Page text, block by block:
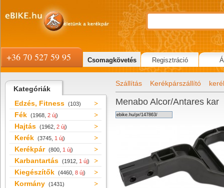
Kategóriák
Edzés, Fitness (103)
Fék (1968, 2 új)
Hajtás (1962, 2 új)
Kerék (3745, 1 új)
Kerékpár (800, 1 új)
Karbantartás (1912, 1 új)
Kiegészítők (4460, 8 új)
Kormány (1431)
Szállítás Kerékpárszállító
Menabo Alcor/Antares kar
+36 70 527 59 95 Csomagkövetés Regisztráció